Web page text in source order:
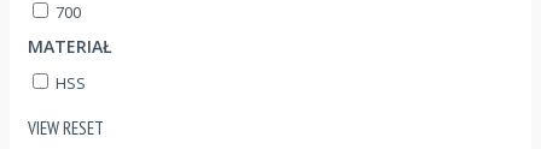
700
MATERIAŁ
HSS
VIEWRESET